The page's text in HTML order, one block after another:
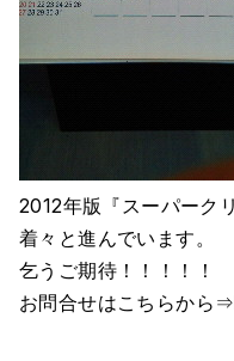
2012年版『スーパーク
着々と進んでいます。
乞うご期待！！！！！
お問合せはこちらか